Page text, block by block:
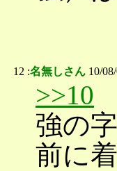
12 :名無しさん 10/
>>10
強の
前に